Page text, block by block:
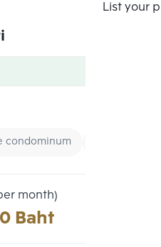
List your
condominum
month)
Baht